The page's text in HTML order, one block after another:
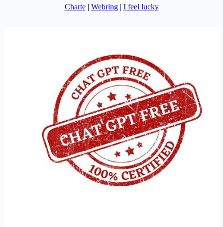
Charte| Webring| I feel lucky